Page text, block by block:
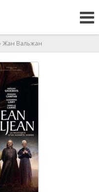
Жан Вальжан